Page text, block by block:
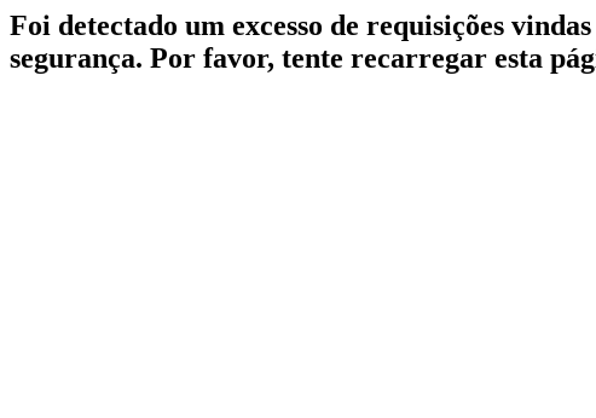
Foi detectado um excesso de requisições
segurança. Por favor, tente recarregar esta